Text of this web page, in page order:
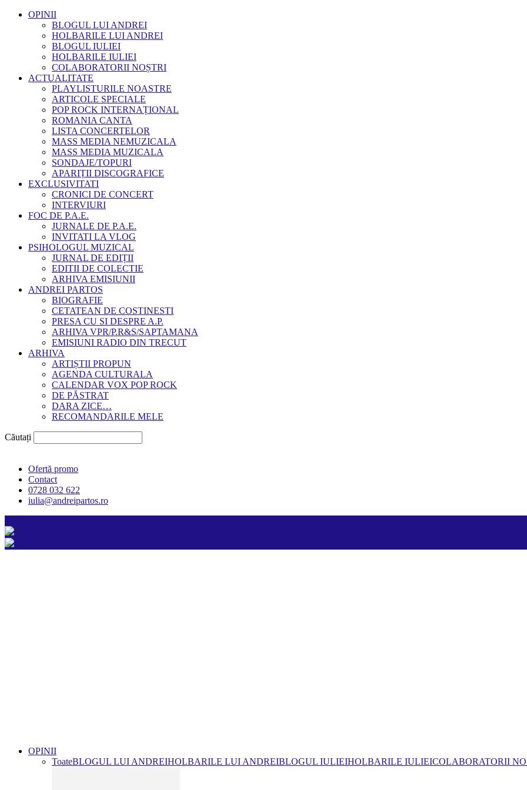
OPINII
BLOGUL LUI ANDREI
HOLBARILE LUI ANDREI
BLOGUL IULIEI
HOLBARILE IULIEI
COLABORATORII NOȘTRI
ACTUALITATE
PLAYLISTURILE NOASTRE
ARTICOLE SPECIALE
POP ROCK INTERNAȚIONAL
ROMANIA CANTA
LISTA CONCERTELOR
MASS MEDIA NEMUZICALA
MASS MEDIA MUZICALA
SONDAJE/TOPURI
APARIȚII DISCOGRAFICE
EXCLUSIVITATI
CRONICI DE CONCERT
INTERVIURI
FOC DE P.A.E.
JURNALE DE P.A.E.
INVITATI LA VLOG
PSIHOLOGUL MUZICAL
JURNAL DE EDIȚII
EDITII DE COLECTIE
ARHIVA EMISIUNII
ANDREI PARTOS
BIOGRAFIE
CETATEAN DE COSTINESTI
PRESA CU SI DESPRE A.P.
ARHIVA VPR/P.R&S/SAPTAMANA
EMISIUNI RADIO DIN TRECUT
ARHIVA
ARTIȘTII PROPUN
AGENDA CULTURALA
CALENDAR VOX POP ROCK
DE PĂSTRAT
DARA ZICE…
RECOMANDARILE MELE
Căutați
Ofertă promo
Contact
0728 032 622
iulia@andreipartos.ro
OPINII
ToateBLOGUL LUI ANDREIHOLBARILE LUI ANDREIBLOGUL IULIEIHOLBARILE IULIEICOLABORATORII